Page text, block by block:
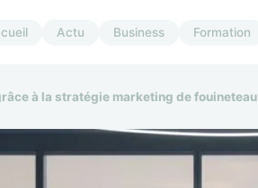
Actu Business Formation
à la stratégie marketing de fouineteau